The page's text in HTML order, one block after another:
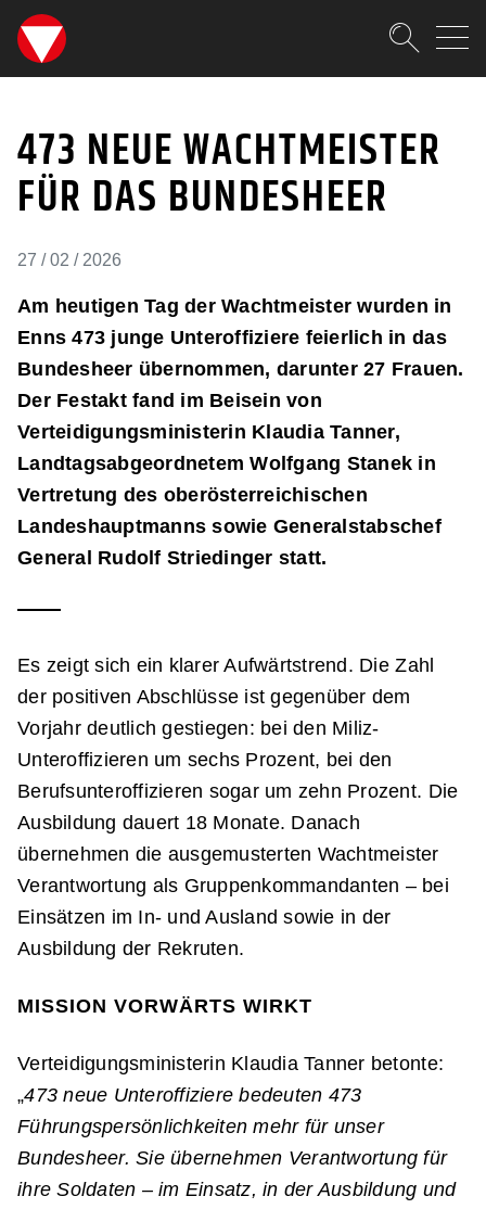
SKIPLINKS
473 NEUE
473 NEUE WACHTMEISTER
FÜR DAS BUNDESHEER
27 / 02 / 2026
Am heutigen Tag der Wachtmeister wurden in
Enns 473 junge Unteroffiziere feierlich in das
Bundesheer übernommen, darunter 27 Frauen.
Der Festakt fand im Beisein von
Verteidigungsministerin Klaudia Tanner,
Landtagsabgeordnetem Wolfgang Stanek in
Vertretung des oberösterreichischen
Landeshauptmanns sowie Generalstabschef
General Rudolf Striedinger statt.
Es zeigt sich ein klarer Aufwärtstrend. Die Zahl
der positiven Abschlüsse ist gegenüber dem
Vorjahr deutlich gestiegen: bei den Miliz-
Unteroffizieren um sechs Prozent, bei den
Berufsunteroffizieren sogar um zehn Prozent. Die
Ausbildung dauert 18 Monate. Danach
übernehmen die ausgemusterten Wachtmeister
Verantwortung als Gruppenkommandanten – bei
Einsätzen im In- und Ausland sowie in der
Ausbildung der Rekruten.
MISSION VORWÄRTS WIRKT
Verteidigungsministerin Klaudia Tanner betonte:
„473 neue Unteroffiziere bedeuten 473
Führungspersönlichkeiten mehr für unser
Bundesheer. Sie übernehmen Verantwortung für
ihre Soldaten – im Einsatz, in der Ausbildung und